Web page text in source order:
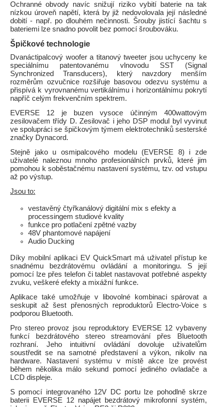
Ochranné obvody navíc snižují riziko vybití baterie na tak
nízkou úroveň napětí, která by již nedovolovala její následné
dobití - např. po dlouhém nečinnosti. Šrouby jistící šachtu s
bateriemi lze snadno povolit bez pomocí šroubováku.
Špičkové technologie
Dvanáctipalcový woofer a titanový tweeter jsou uchyceny ke
speciálnímu patentovanému vlnovodu SST (Signal
Synchronized Transducers), který navzdory menším
rozměrům ozvučnice rozšiřuje basovou odezvu systému a
přispívá k vyrovnanému vertikálnímu i horizontálnímu pokrytí
napříč celým frekvenčním spektrem.
EVERSE 12 je buzen vysoce účinným 400wattovým
zesilovačem třídy D. Zesilovač i jeho DSP modul byl vyvinut
ve spolupráci se špičkovým týmem elektrotechniků sesterské
značky Dynacord.
Stejně jako u osmipalcového modelu (EVERSE 8) i zde
uživatelé naleznou mnoho profesionálních prvků, které jim
pomohou k soběstačnému nastavení systému, tzv. od vstupu
až po výstup.
Jsou to:
vestavěný čtyřkanálový digitální mix s efekty a
processingem studiové kvality
funkce pro potlačení zpětné vazby
48V phantomové napájení
Audio Ducking
Díky mobilní aplikaci EV QuickSmart má uživatel přístup ke
snadnému bezdrátovému ovládání a monitoringu. S její
pomocí lze přes telefon či tablet nastavovat potřebné aspekty
zvuku, veškeré efekty a mixážní funkce.
Aplikace také umožňuje v libovolné kombinaci spárovat a
seskupit až šest přenosných reproduktorů Electro-Voice s
podporou Bluetooth.
Pro stereo provoz jsou reproduktory EVERSE 12 vybaveny
funkcí bezdrátového stereo streamování přes Bluetooth
rozhraní. Jeho intuitivní ovládání dovoluje uživatelům
soustředit se na samotné představení a výkon, nikoliv na
hardware. Nastavení systému v místě akce lze provést
během několika málo sekund pomocí jediného ovladače a
LCD displeje.
S pomocí integrovaného 12V DC portu lze pohodlně skrze
baterii EVERSE 12 napájet bezdrátový mikrofonní systém,